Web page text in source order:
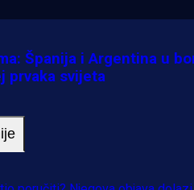
Španija i Argentina u
prvaka svijeta